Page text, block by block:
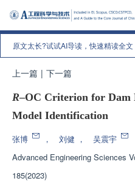
原文太长?试试AI导读，快速精读全文
上一篇 | 下一篇
R–OC Criterion for
Model Identification
张博 ， 刘健 ， 吴震宇
Advanced Engineering Sciences
185(2023)